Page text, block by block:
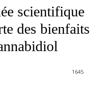
scientifique
des bienfaits
1645